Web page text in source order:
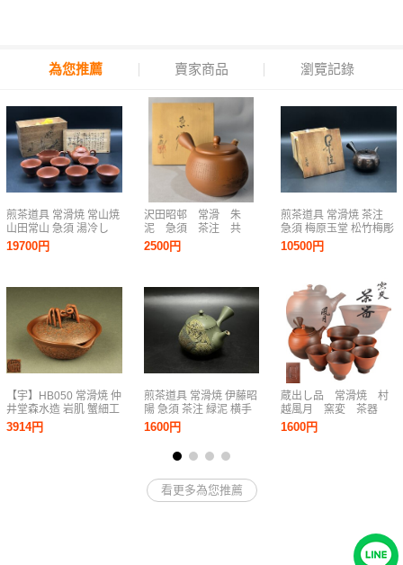
為您推薦 賣家商品 瀏覽記錄
煎茶道具 常滑焼 常山焼
山田常山 急須 湯冷し
湯呑 煎茶碗 茶器 茶道
具 朱泥 共箱
19700円
【宇】HB050 常滑焼 仲
井堂森水造 岩肌 蟹細工
宝瓶 煎茶道具
3914円
沢田昭邨 常滑 朱
泥 急須 茶注 共
箱 煎茶道具
2500円
煎茶道具 常滑焼 伊藤昭
陽 急須 茶注 緑泥 横手
急須 松竹梅 茶器 茶道
1600円
煎茶道具 常滑焼 茶注
急須 梅原玉堂 松竹梅彫
横手急須 茶器 茶道具
10500円
蔵出し品 常滑焼 村
越風月 窯変 茶器
煎茶道具
1600円
看更多為您推薦